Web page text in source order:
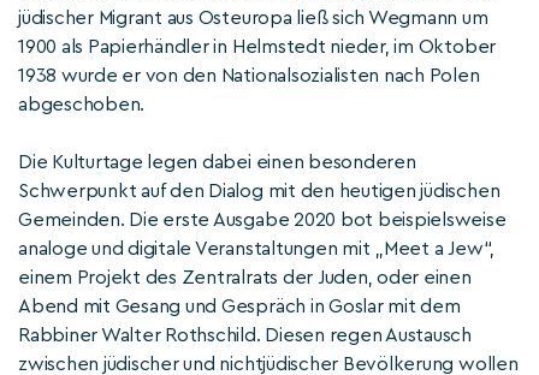
jüdischer Migrant aus Osteuropa ließ sich Wegmann um
1900 als Papierhändler in Helmstedt nieder, im Oktober
1938 wurde er von den Nationalsozialisten nach Polen
abgeschoben.
Die Kulturtage legen dabei einen besonderen
Schwerpunkt auf den Dialog mit den heutigen jüdischen
Gemeinden. Die erste Ausgabe 2020 bot beispielsweise
analoge und digitale Veranstaltungen mit „Meet a Jew“,
einem Projekt des Zentralrats der Juden, oder einen
Abend mit Gesang und Gespräch in Goslar mit dem
Rabbiner Walter Rothschild. Diesen regen Austausch
zwischen jüdischer und nichtjüdischer Bevölkerung wollen